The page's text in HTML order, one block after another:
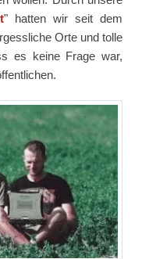
" hatten wir seit dem
Orte und tolle
es keine Frage war,